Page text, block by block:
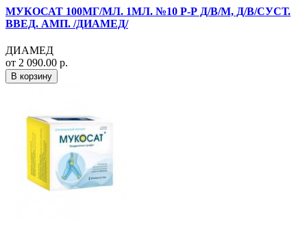
МУКОСАТ 100МГ/МЛ. 1МЛ. №10 Р-Р Д/В/М, Д/В/СУСТ.
ВВЕД. АМП. /ДИАМЕД/
ДИАМЕД
от 2 090.00 р.
В корзину